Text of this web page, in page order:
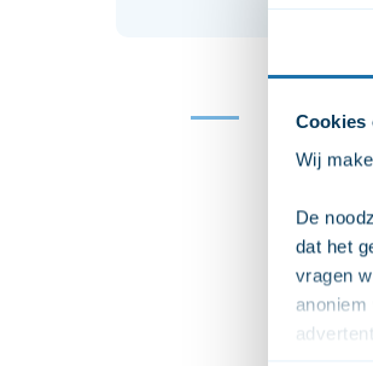
Cookies
Wij
De
dat het
vragen